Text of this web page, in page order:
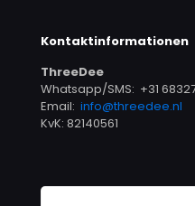
Kontaktinformationen
ThreeDee
Whatsapp/SMS: +31
Email: info@threedee.nl
KvK: 82140561